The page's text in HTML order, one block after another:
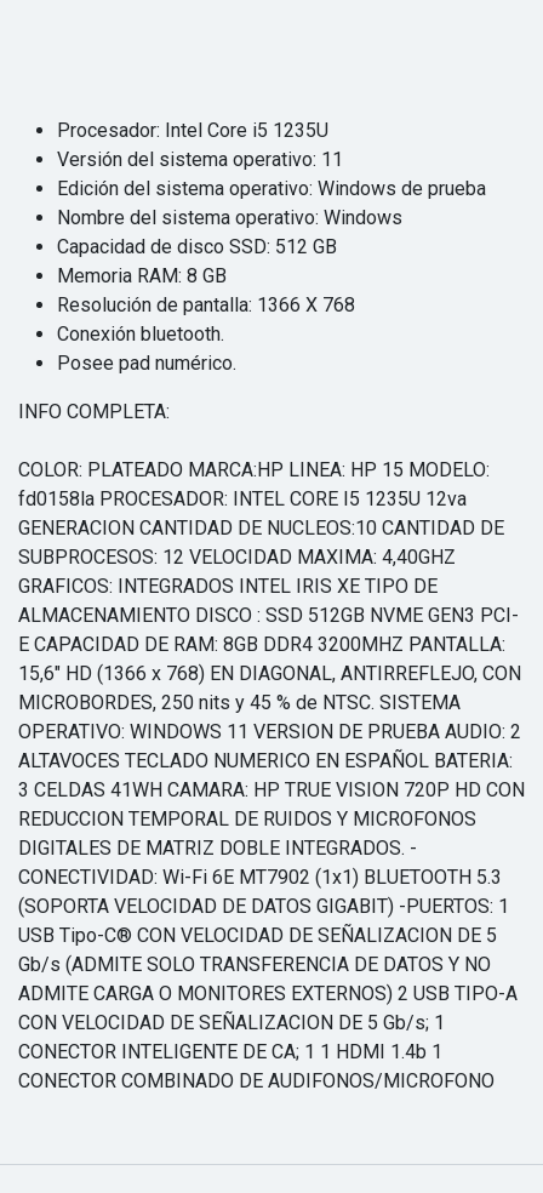
Procesador: Intel Core i5 1235U
Versión del sistema operativo: 11
Edición del sistema operativo: Windows de prueba
Nombre del sistema operativo: Windows
Capacidad de disco SSD: 512 GB
Memoria RAM: 8 GB
Resolución de pantalla: 1366 X 768
Conexión bluetooth.
Posee pad numérico.
INFO COMPLETA:
COLOR: PLATEADO MARCA:HP LINEA: HP 15 MODELO:
fd0158la PROCESADOR: INTEL CORE I5 1235U 12va
GENERACION CANTIDAD DE NUCLEOS:10 CANTIDAD DE
SUBPROCESOS: 12 VELOCIDAD MAXIMA: 4,40GHZ
GRAFICOS: INTEGRADOS INTEL IRIS XE TIPO DE
ALMACENAMIENTO DISCO : SSD 512GB NVME GEN3 PCI-
E CAPACIDAD DE RAM: 8GB DDR4 3200MHZ PANTALLA:
15,6" HD (1366 x 768) EN DIAGONAL, ANTIRREFLEJO, CON
MICROBORDES, 250 nits y 45 % de NTSC. SISTEMA
OPERATIVO: WINDOWS 11 VERSION DE PRUEBA AUDIO: 2
ALTAVOCES TECLADO NUMERICO EN ESPAÑOL BATERIA:
3 CELDAS 41WH CAMARA: HP TRUE VISION 720P HD CON
REDUCCION TEMPORAL DE RUIDOS Y MICROFONOS
DIGITALES DE MATRIZ DOBLE INTEGRADOS. -
CONECTIVIDAD: Wi-Fi 6E MT7902 (1x1) BLUETOOTH 5.3
(SOPORTA VELOCIDAD DE DATOS GIGABIT) -PUERTOS: 1
USB Tipo-C® CON VELOCIDAD DE SEÑALIZACION DE 5
Gb/s (ADMITE SOLO TRANSFERENCIA DE DATOS Y NO
ADMITE CARGA O MONITORES EXTERNOS) 2 USB TIPO-A
CON VELOCIDAD DE SEÑALIZACION DE 5 Gb/s; 1
CONECTOR INTELIGENTE DE CA; 1 1 HDMI 1.4b 1
CONECTOR COMBINADO DE AUDIFONOS/MICROFONO